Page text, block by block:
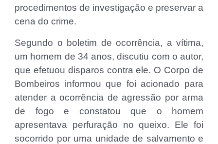
procedimentos de investigação e preservar a
cena do crime.
Segundo o boletim de ocorrência, a vítima,
um homem de 34 anos, discutiu com o autor,
que efetuou disparos contra ele. O Corpo de
Bombeiros informou que foi acionado para
atender a ocorrência de agressão por arma
de fogo e constatou que o homem
apresentava perfuração no queixo. Ele foi
socorrido por uma unidade de salvamento e